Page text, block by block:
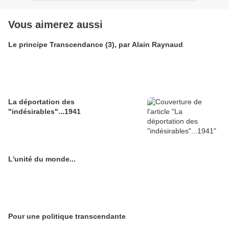
Vous aimerez aussi
Le principe Transcendance (3), par Alain Raynaud
La déportation des
"indésirables"...1941
L'unité du monde...
Pour une politique transcendante